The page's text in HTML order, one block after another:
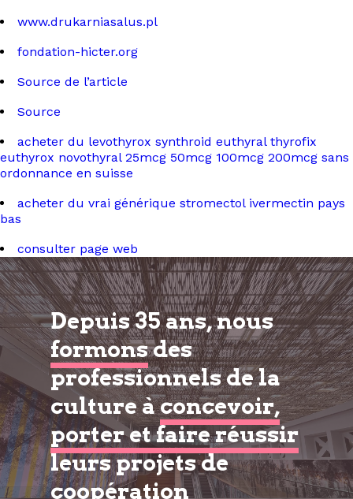
www.drukarniasalus.pl
fondation-hicter.org
Source de l’article
Source
acheter du levothyrox synthroid euthyral thyrofix
euthyrox novothyral 25mcg 50mcg 100mcg 200mcg sans
ordonnance en suisse
acheter du vrai générique stromectol ivermectin pays
bas
consulter page web
Depuis 35 ans, nous
formonsdes
professionnels de la
culture àconcevoir,
porter et faire réussir
leurs projets de
coopération